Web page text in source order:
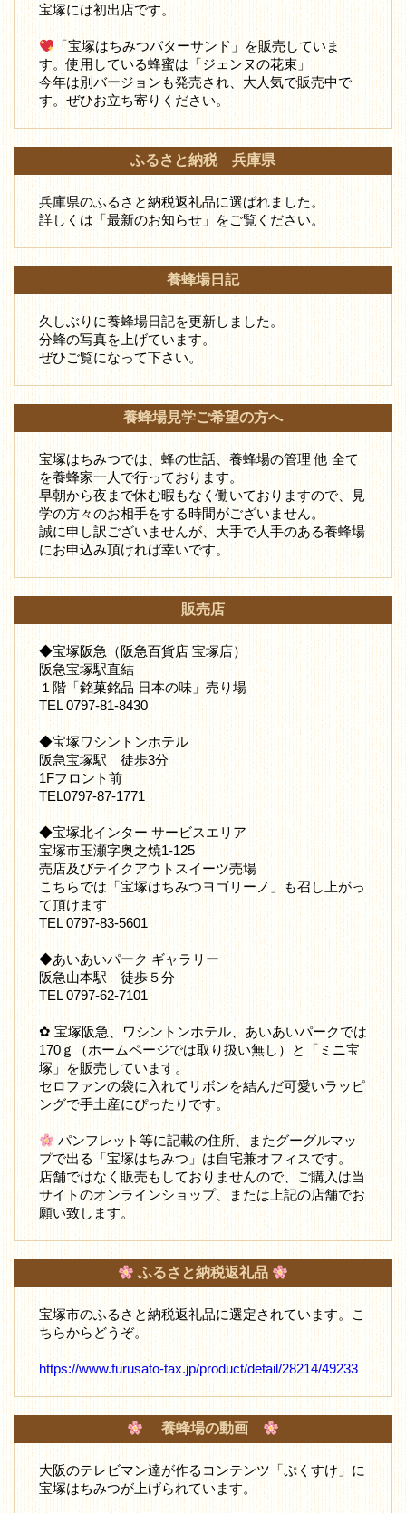
宝塚には初出店です。
「宝塚はちみつバターサンド」を販売していま
す。使用している蜂蜜は「ジェンヌの花束」
今年は別バージョンも発売され、大人気で販売中で
す。ぜひお立ち寄りください。
ふるさと納税 兵庫県
兵庫県のふるさと納税返礼品に選ばれました。
詳しくは「最新のお知らせ」をご覧ください。
養蜂場日記
久しぶりに養蜂場日記を更新しました。
分蜂の写真を上げています。
ぜひご覧になって下さい。
養蜂場見学ご希望の方へ
宝塚はちみつでは、蜂の世話、養蜂場の管理 他 全て
を養蜂家一人で行っております。
早朝から夜まで休む暇もなく働いておりますので、見
学の方々のお相手をする時間がございません。
誠に申し訳ございませんが、大手で人手のある養蜂場
にお申込み頂ければ幸いです。
販売店
◆宝塚阪急（阪急百貨店 宝塚店）
阪急宝塚駅直結
１階「銘菓銘品 日本の味」売り場
TEL 0797-81-8430
◆宝塚ワシントンホテル
阪急宝塚駅 徒歩3分
1Fフロント前
TEL0797-87-1771
◆宝塚北インター サービスエリア
宝塚市玉瀬字奥之焼1-125
売店及びテイクアウトスイーツ売場
こちらでは「宝塚はちみつヨゴリーノ」も召し上がっ
て頂けます
TEL 0797-83-5601
◆あいあいパーク ギャラリー
阪急山本駅 徒歩５分
TEL 0797-62-7101
✿ 宝塚阪急、ワシントンホテル、あいあいパークでは
170ｇ（ホームページでは取り扱い無し）と「ミニ宝
塚」を販売しています。
セロファンの袋に入れてリボンを結んだ可愛いラッピ
ングで手土産にぴったりです。
パンフレット等に記載の住所、またグーグルマッ
プで出る「宝塚はちみつ」は自宅兼オフィスです。
店舗ではなく販売もしておりませんので、ご購入は当
サイトのオンラインショップ、または上記の店舗でお
願い致します。
ふるさと納税返礼品
宝塚市のふるさと納税返礼品に選定されています。こ
ちらからどうぞ。
https://www.furusato-tax.jp/product/detail/28214/49233
養蜂場の動画
大阪のテレビマン達が作るコンテンツ「ぷくすけ」に
宝塚はちみつが上げられています。